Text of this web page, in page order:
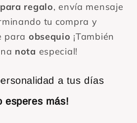
regalo, envía mensaje
tu compra y
para obsequio ¡También
nota especial!
a tus días
esperes más!